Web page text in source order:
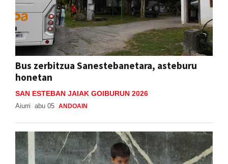
Bus zerbitzua Sanestebanetara, asteburu
honetan
SAN ESTEBAN JAIAK GOIBURUN 2026
Aiurri abu 05 ANDOAIN